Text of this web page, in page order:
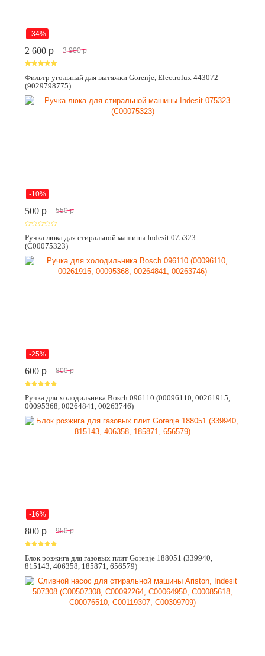
-34%
2 600 p 3 900 p
Фильтр угольный для вытяжки Gorenje, Electrolux 443072
(9029798775)
-10%
500 p 550 p
Ручка люка для стиральной машины Indesit 075323
(C00075323)
-25%
600 p 800 p
Ручка для холодильника Bosch 096110 (00096110, 00261915,
00095368, 00264841, 00263746)
-16%
800 p 950 p
Блок розжига для газовых плит Gorenje 188051 (339940,
815143, 406358, 185871, 656579)